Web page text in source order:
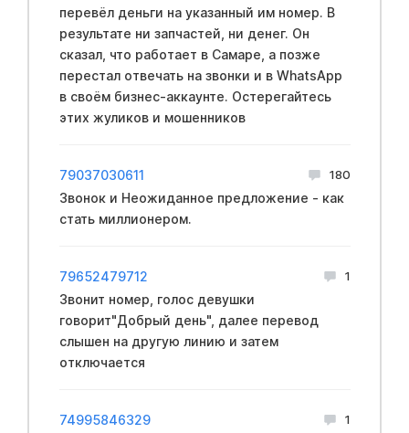
перевёл деньги на указанный им номер. В
результате ни запчастей, ни денег. Он
сказал, что работает в Самаре, а позже
перестал отвечать на звонки и в WhatsApp
в своём бизнес-аккаунте. Остерегайтесь
этих жуликов и мошенников
79037030611 180
Звонок и Неожиданное предложение - как
стать миллионером.
79652479712 1
Звонит номер, голос девушки
говорит"Добрый день", далее перевод
слышен на другую линию и затем
отключается
74995846329 1